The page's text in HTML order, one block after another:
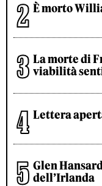
È morto
La morte di
viabilità
Lettera
Glen
dell’Irlanda